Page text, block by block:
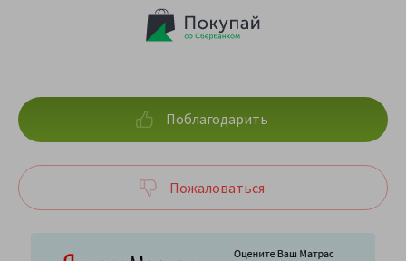
Поблагодарить
Пожаловаться